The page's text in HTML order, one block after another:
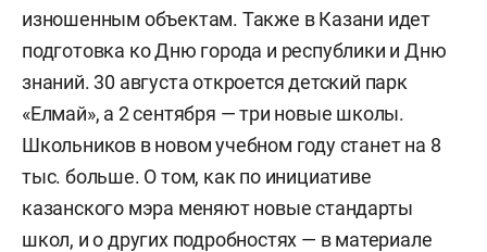
изношенным объектам. Также в Казани идет
подготовка ко Дню города и республики и Дню
знаний. 30 августа откроется детский парк
«Елмай», а 2 сентября — три новые школы.
Школьников в новом учебном году станет на 8
тыс. больше. О том, как по инициативе
казанского мэра меняют новые стандарты
школ, и о других подробностях — в материале